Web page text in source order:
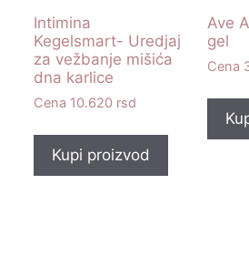
Intimina
Kegelsmart- Uredjaj
za vežbanje mišića
dna karlice
10.620 rsd
Kupi proizvod
Ave
gel